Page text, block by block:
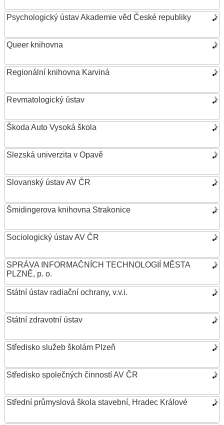
Psychologický ústav Akademie věd České republiky
Queer knihovna
Regionální knihovna Karviná
Revmatologický ústav
Škoda Auto Vysoká škola
Slezská univerzita v Opavě
Slovanský ústav AV ČR
Šmidingerova knihovna Strakonice
Sociologický ústav AV ČR
SPRÁVA INFORMAČNÍCH TECHNOLOGIÍ MĚSTA
PLZNĚ, p. o.
Státní ústav radiační ochrany, v.v.i.
Státní zdravotní ústav
Středisko služeb školám Plzeň
Středisko společných činností AV ČR
Střední průmyslová škola stavební, Hradec Králové